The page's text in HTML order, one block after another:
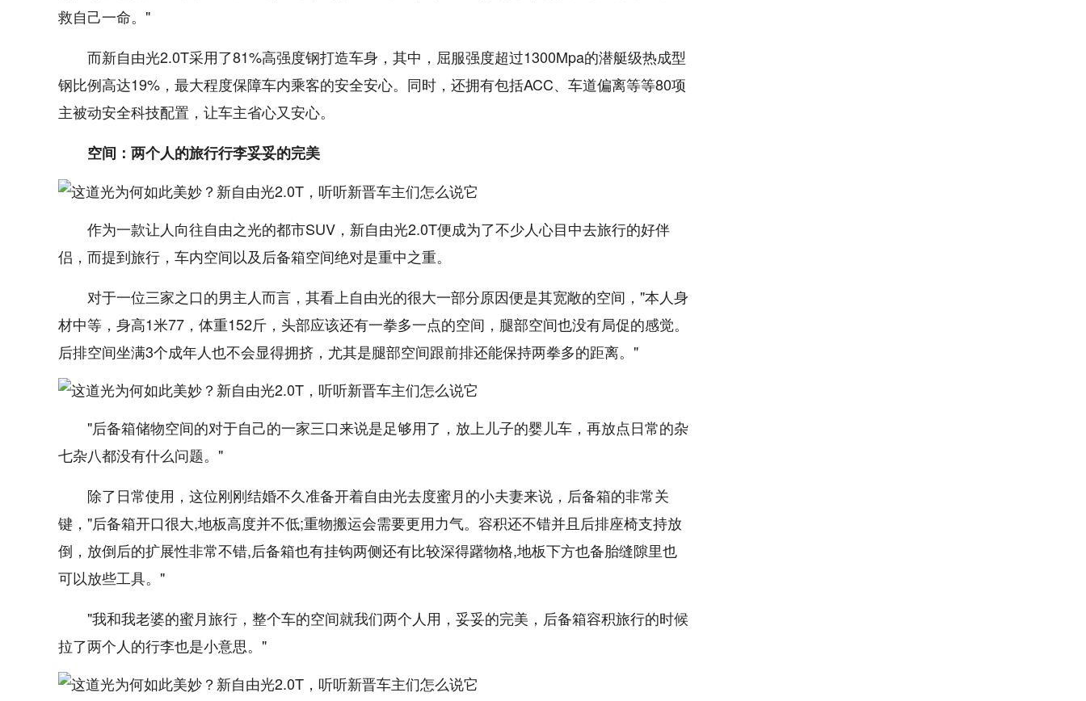
救自己一命。"
而新自由光2.0T采用了81%高强度钢打造车身，其中，屈服强度超过1300Mpa的潜艇级热成型
钢比例高达19%，最大程度保障车内乘客的安全安心。同时，还拥有包括ACC、车道偏离等等80项
主被动安全科技配置，让车主省心又安心。
空间：两个人的旅行行李妥妥的完美
作为一款让人向往自由之光的都市SUV，新自由光2.0T便成为了不少人心目中去旅行的好伴
侣，而提到旅行，车内空间以及后备箱空间绝对是重中之重。
对于一位三家之口的男主人而言，其看上自由光的很大一部分原因便是其宽敞的空间，"本人身
材中等，身高1米77，体重152斤，头部应该还有一拳多一点的空间，腿部空间也没有局促的感觉。
后排空间坐满3个成年人也不会显得拥挤，尤其是腿部空间跟前排还能保持两拳多的距离。"
"后备箱储物空间的对于自己的一家三口来说是足够用了，放上儿子的婴儿车，再放点日常的杂
七杂八都没有什么问题。"
除了日常使用，这位刚刚结婚不久准备开着自由光去度蜜月的小夫妻来说，后备箱的非常关
键，"后备箱开口很大,地板高度并不低;重物搬运会需要更用力气。容积还不错并且后排座椅支持放
倒，放倒后的扩展性非常不错,后备箱也有挂钩两侧还有比较深得躇物格,地板下方也备胎缝隙里也
可以放些工具。"
"我和我老婆的蜜月旅行，整个车的空间就我们两个人用，妥妥的完美，后备箱容积旅行的时候
拉了两个人的行李也是小意思。"